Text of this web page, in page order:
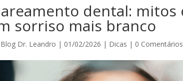
dental:
sorriso mais branco
Blog Dr. Leandro | 01/02/2026 | Dicas | 0 Comentários